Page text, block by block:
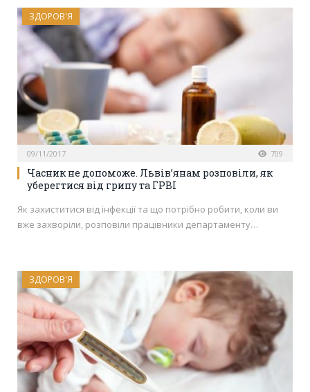
ЗДОРОВ'Я
09/11/2017 709
Часник не допоможе. Львів’янам розповіли, як
уберегтися від грипу та ГРВІ
Як захиститися від інфекції та що потрібно робити, коли ви
вже захворіли, розповіли працівники департаменту…
ЗДОРОВ'Я